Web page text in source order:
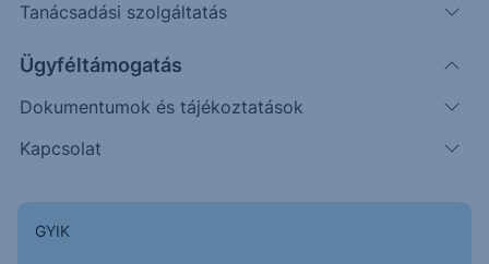
Tanácsadási szolgáltatás
Ügyféltámogatás
Dokumentumok és tájékoztatások
Kapcsolat
GYIK
12.00